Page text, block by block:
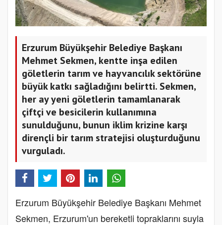
Erzurum Büyükşehir Belediye Başkanı
Mehmet Sekmen, kentte inşa edilen
göletlerin tarım ve hayvancılık sektörüne
büyük katkı sağladığını belirtti. Sekmen,
her ay yeni göletlerin tamamlanarak
çiftçi ve besicilerin kullanımına
sunulduğunu, bunun iklim krizine karşı
dirençli bir tarım stratejisi oluşturduğunu
vurguladı.
Erzurum Büyükşehir Belediye Başkanı Mehmet
Sekmen, Erzurum'un bereketli topraklarını suyla